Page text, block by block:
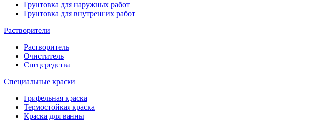
Грунтовка для наружных работ
Грунтовка для внутренних работ
Растворители
Растворитель
Очиститель
Спецсредства
Специальные краски
Грифельная краска
Термостойкая краска
Краска для ванны